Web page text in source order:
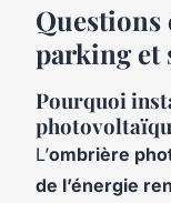
Questions
parking et
Pourquoi
L’ombrière
de l’énergie